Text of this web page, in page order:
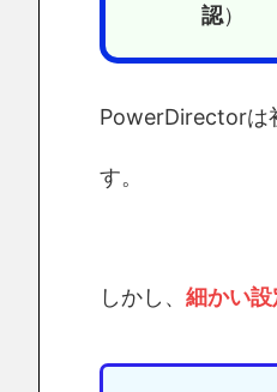
認）
PowerDirectorは
す。
しかし、 細かい